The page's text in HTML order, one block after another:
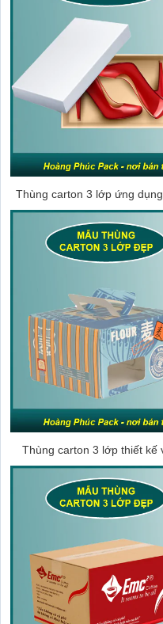
Thùng carton 3 lớp ứng
Thùng carton 3 lớp thiết kế